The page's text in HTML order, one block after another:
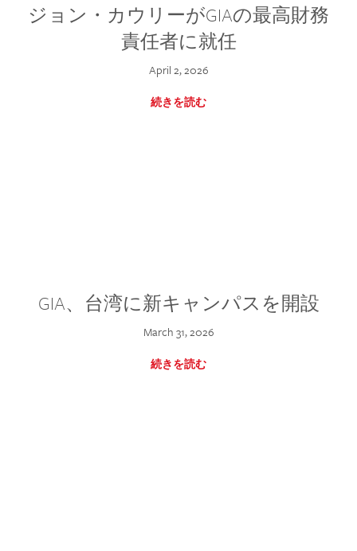
ジョン・カウリーがGIAの最高財務
責任者に就任
April 2, 2026
続きを読む
GIA、台湾に新キャンパスを開設
March 31, 2026
続きを読む